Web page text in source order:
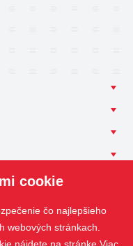
cookie
čo najlepšieho
webových stránkach.